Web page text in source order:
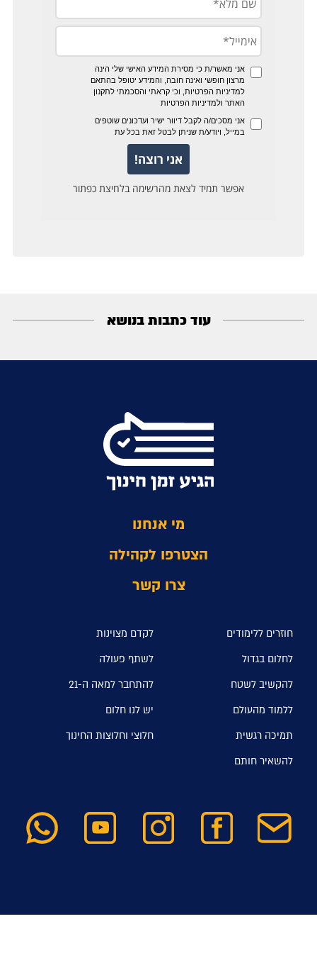
עוד כתבות בנושא
מי אנחנו
הצטרפו לקהילה
צרו קשר
חוזרים ללימודים
לקדם מצוינות
לחלום בגדול
לשתף פעולה
להקשיב לשטח
להתחבר למאה ה-21
ללמוד מהעולם
יש לנו חלום
תמיכה רגשית
חלוצי וחלוצות החינוך
להשאיר חותם